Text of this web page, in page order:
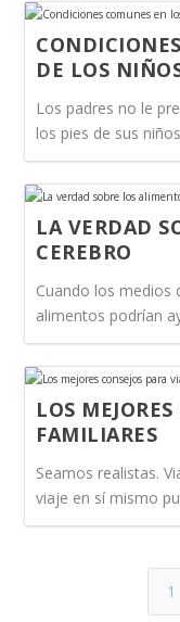
DE LOS
Los padres no le
los pies de sus
LA VERDAD
CEREBRO
Cuando los medios
alimentos podrían
LOS
FAMILIARES
Seamos realistas.
viaje en sí mismo
1